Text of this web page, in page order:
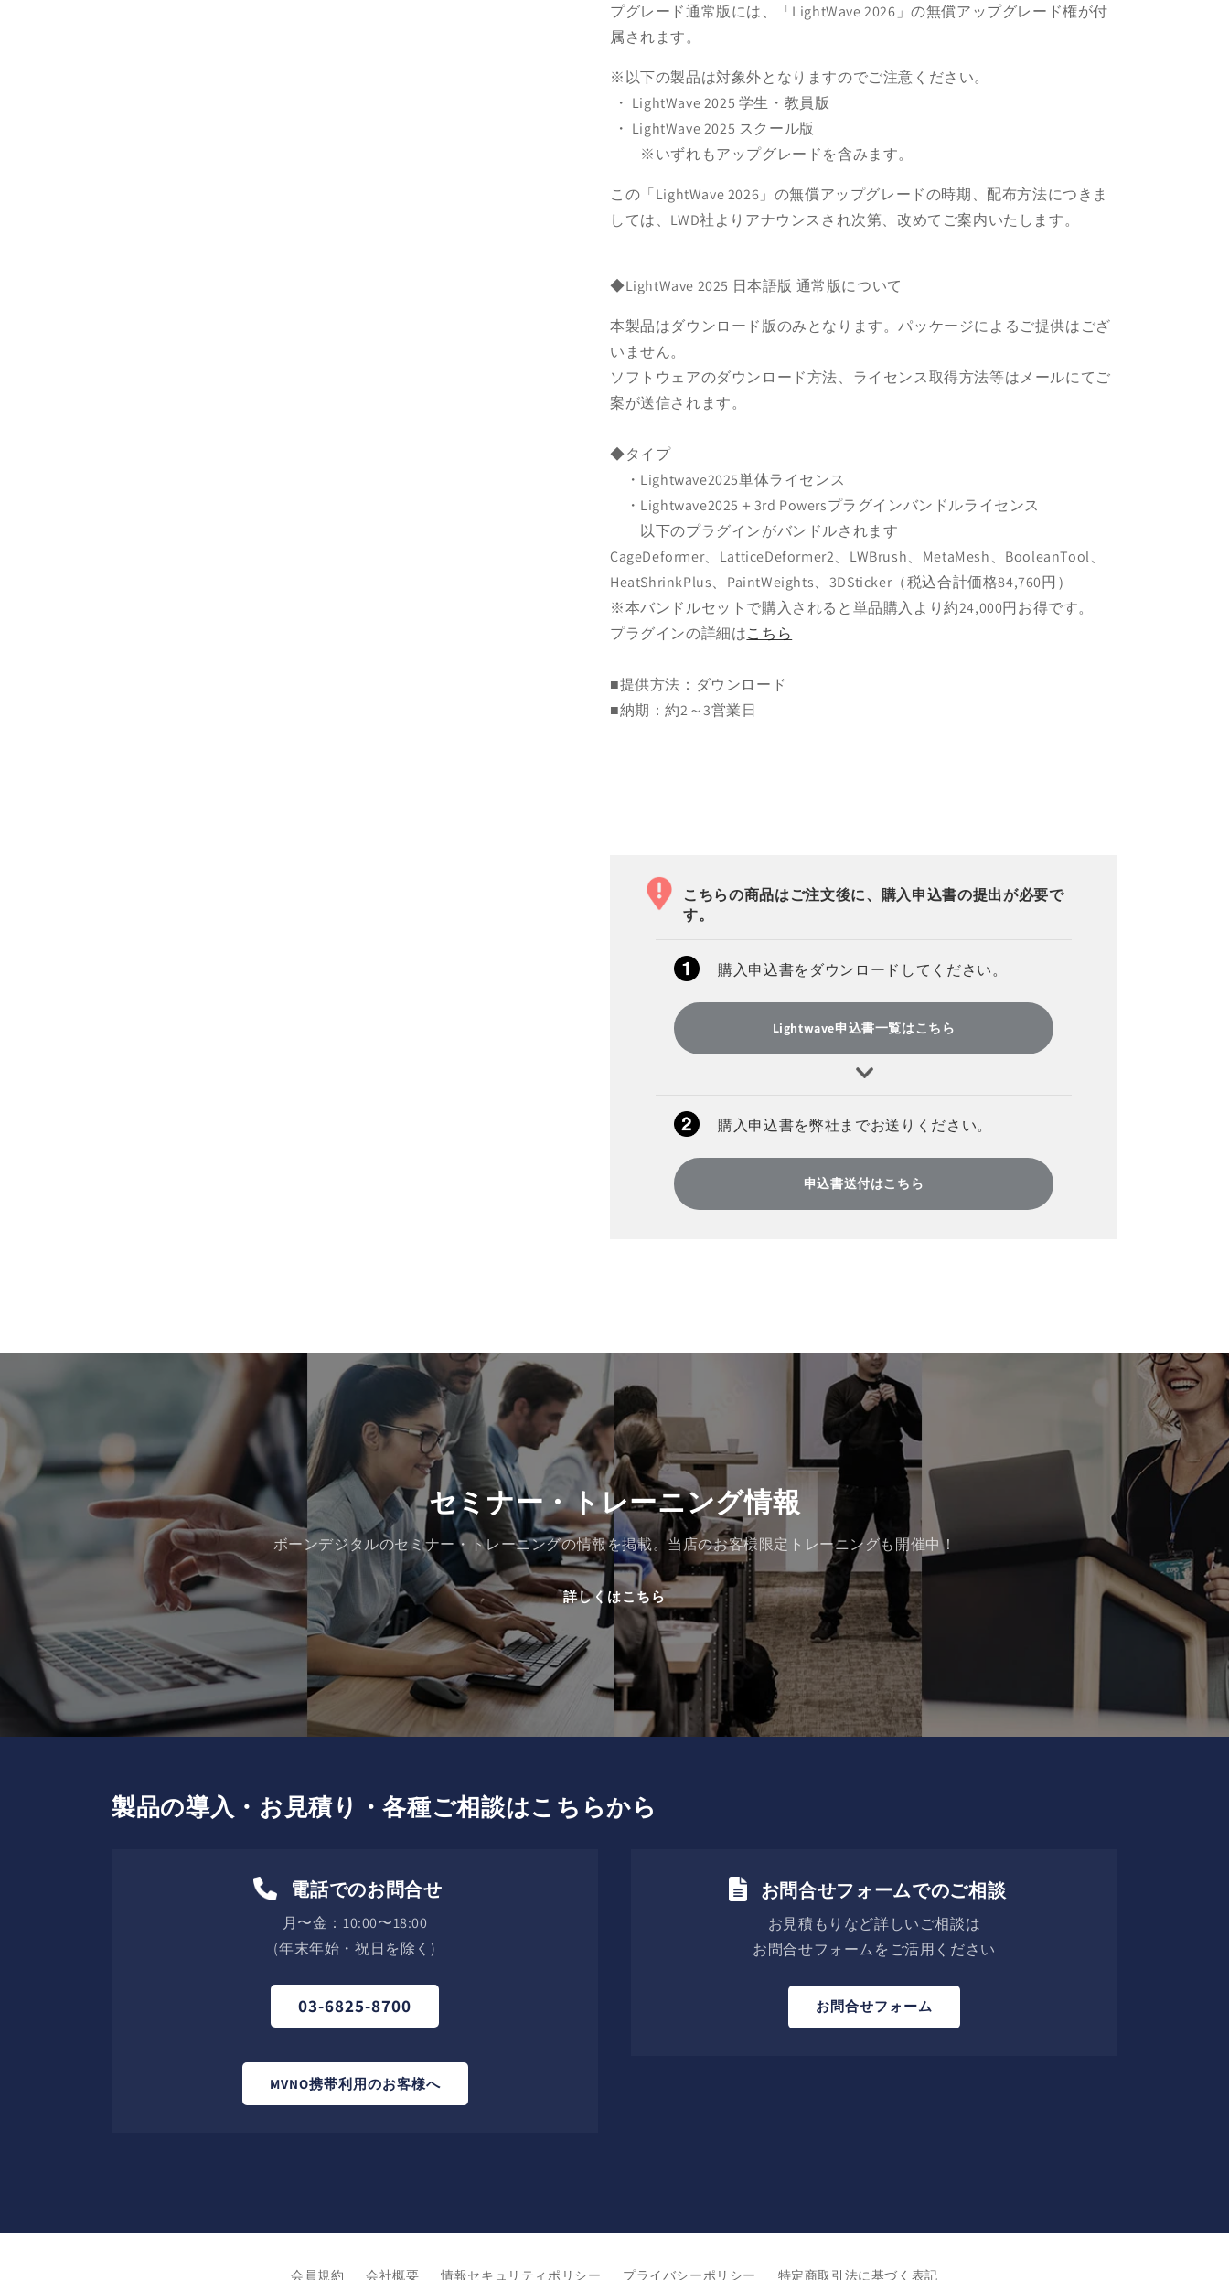
減
ら
増
プグレード通常版には、「LightWave 2026」の無償アップグレード権が付
属されます。
※以下の製品は対象外となりますのでご注意ください。
・ LightWave 2025 学生・教員版
・ LightWave 2025 スクール版
※いずれもアップグレードを含みます。
この「LightWave 2026」の無償アップグレードの時期、配布方法につきま
しては、LWD社よりアナウンスされ次第、改めてご案内いたします。
◆LightWave 2025 日本語版 通常版について
本製品はダウンロード版のみとなります。パッケージによるご提供はござ
いません。
ソフトウェアのダウンロード方法、ライセンス取得方法等はメールにてご
案が送信されます。
◆タイプ
・Lightwave2025単体ライセンス
・Lightwave2025＋3rd Powersプラグインバンドルライセンス
以下のプラグインがバンドルされます
CageDeformer、LatticeDeformer2、LWBrush、MetaMesh、BooleanTool、
HeatShrinkPlus、PaintWeights、3DSticker（税込合計価格84,760円）
※本バンドルセットで購入されると単品購入より約24,000円お得です。
プラグインの詳細はこちら
■提供方法：ダウンロード
■納期：約2～3営業日
こちらの商品はご注文後に、購入申込書の提出が必要で
す。
購入申込書をダウンロードしてください。
Lightwave申込書一覧はこちら
購入申込書を弊社までお送りください。
申込書送付はこちら
セミナー・トレーニング情報
ボーンデジタルのセミナー・トレーニングの情報を掲載。当店のお客様限定トレーニングも開催中！
詳しくはこちら
製品の導入・お見積り・各種ご相談はこちらから
電話でのお問合せ
月〜金：10:00〜18:00
(年末年始・祝日を除く)
03-6825-8700
MVNO携帯利用のお客様へ
お問合せフォームでのご相談
お見積もりなど詳しいご相談は
お問合せフォームをご活用ください
お問合せフォーム
会員規約 会社概要 情報セキュリティポリシー プライバシーポリシー 特定商取引法に基づく表記